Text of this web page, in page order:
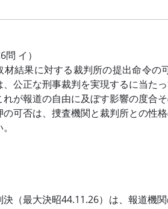
問 イ）
材結果に対する裁判所の提出命令
、公正な刑事裁判を実現するに当た
れが報道の自由に及ぼす影響の度合
の可否は、捜査機関と裁判所との性
（最大決昭44.11.26）は、報道機